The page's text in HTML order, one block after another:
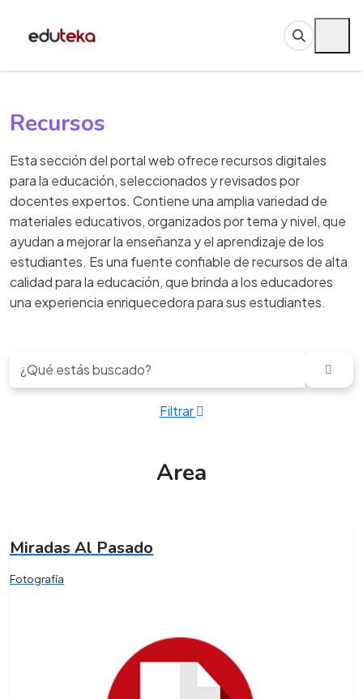
Recursos
Esta sección del portal web ofrece recursos digitales
para la educación, seleccionados y revisados por
docentes expertos. Contiene una amplia variedad de
materiales educativos, organizados por tema y nivel, que
ayudan a mejorar la enseñanza y el aprendizaje de los
estudiantes. Es una fuente confiable de recursos de alta
calidad para la educación, que brinda a los educadores
una experiencia enriquecedora para sus estudiantes.
Filtrar
Area
Miradas Al Pasado
Fotografía